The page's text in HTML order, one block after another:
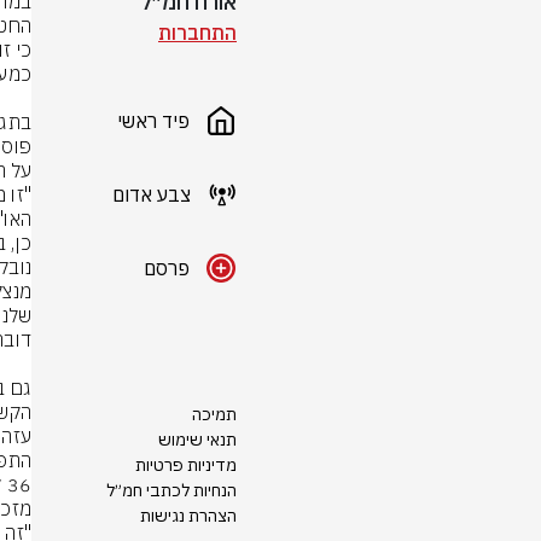
התחברות
פיד ראשי
צבע אדום
פרסם
תמיכה
תנאי שימוש
מדיניות פרטיות
הנחיות לכתבי חמ״ל
הצהרת נגישות
על